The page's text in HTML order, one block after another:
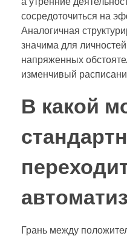
сосредоточиться на
Аналогичная
значима для
напряженных
изменчивый
В какой
Грань между